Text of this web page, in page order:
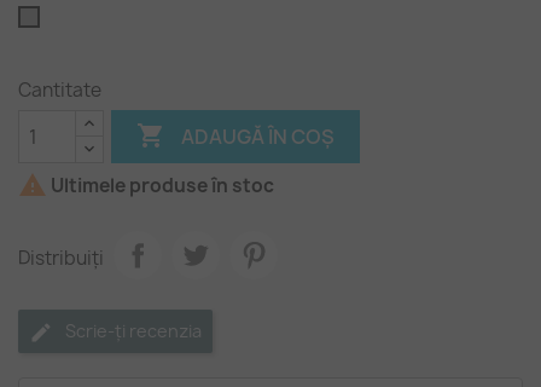
Cantitate
 ADAUGĂ ÎN COȘ
 Ultimele produse în stoc
Distribuiți
Scrie-ți recenzia